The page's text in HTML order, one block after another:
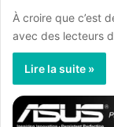
À croire que c’est
avec des lecteurs
Lire la suite »